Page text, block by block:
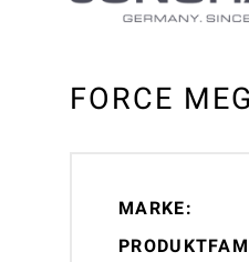
FORCE
MARKE: